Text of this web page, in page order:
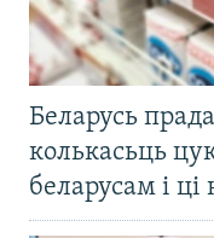
Беларусь
колькасьць
беларусам і